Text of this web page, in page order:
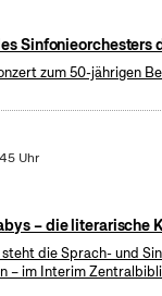
Sinfonieorchesters
zum 50-jährigen
Uhr
– die literarische
die Sprach- und
– im Interim